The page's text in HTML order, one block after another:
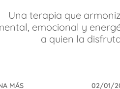
Una terapia que
emocional y
a quien la
MÁS 02/01/